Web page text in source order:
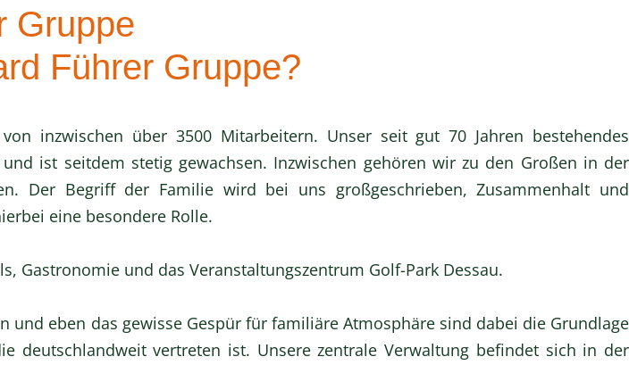
Gruppe
Führer Gruppe?
inzwischen über 3500 Mitarbeitern. Unser seit gut 70 Jahren bestehendes
ist seitdem stetig gewachsen. Inzwischen gehören wir zu den Großen in der
Der Begriff der Familie wird bei uns großgeschrieben, Zusammenhalt und
eine besondere Rolle.
Gastronomie und das Veranstaltungszentrum Golf-Park Dessau.
eben das gewisse Gespür für familiäre Atmosphäre sind dabei die Grundlage
deutschlandweit vertreten ist. Unsere zentrale Verwaltung befindet sich in der